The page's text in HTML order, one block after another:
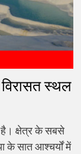
स्थल
है। क्षेत्र के सबसे
के सात आश्चर्यों में